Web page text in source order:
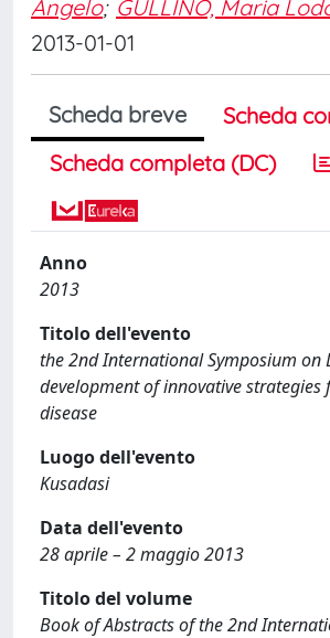
Angelo; GULLINO, Maria
2013-01-01
Scheda breve
Scheda
Scheda completa (DC)
Anno
2013
Titolo dell'evento
the 2nd International Symposium on
development of innovative strategies
disease
Luogo dell'evento
Kusadasi
Data dell'evento
28 aprile – 2 maggio 2013
Titolo del volume
Book of Abstracts of the 2nd